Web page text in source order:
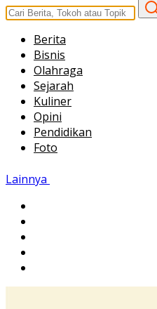
Berita
Bisnis
Olahraga
Sejarah
Kuliner
Opini
Pendidikan
Foto
Lainnya